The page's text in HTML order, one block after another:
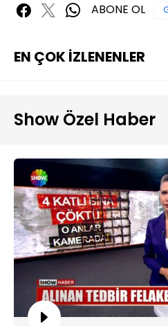
ABONE OL
EN ÇOK İZLENENLER
Show Özel Haber